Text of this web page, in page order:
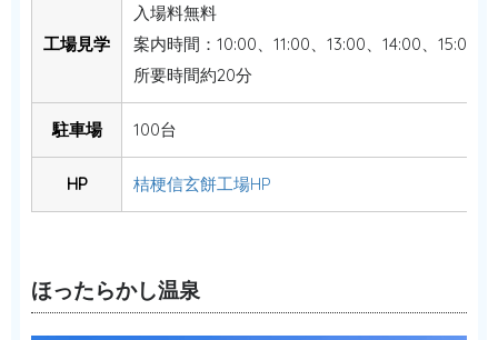
工場見学
入場料無料
案内時間：10:00、11:00、13:00、14:00、15:00
所要時間約20分
駐車場 100台
HP 桔梗信玄餅工場HP
ほったらかし温泉